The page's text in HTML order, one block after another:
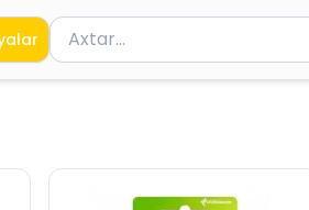
Məhsul axtar
Axtarış üçün ən azı 2 simvol